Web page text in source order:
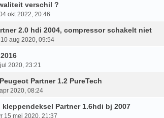
verschil ?
okt 2022, 20:46
2.0 hdi 2004, compressor schakelt niet
aug 2020, 09:54
2020, 23:21
Partner 1.2 PureTech
2020, 08:24
Partner 1.6hdi bj 2007
15 mei 2020, 21:37